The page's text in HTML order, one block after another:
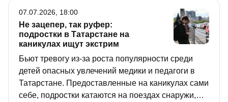
Не зацепер, так руфер:
подростки в Татарстане на
каникулах ищут экстрим
Бьют тревогу из-за роста популярности среди
детей опасных увлечений медики и педагоги в
Татарстане. Предоставленные на каникулах сами
себе, подростки катаются на поездах снаружи,
07.07.2026, 18:00